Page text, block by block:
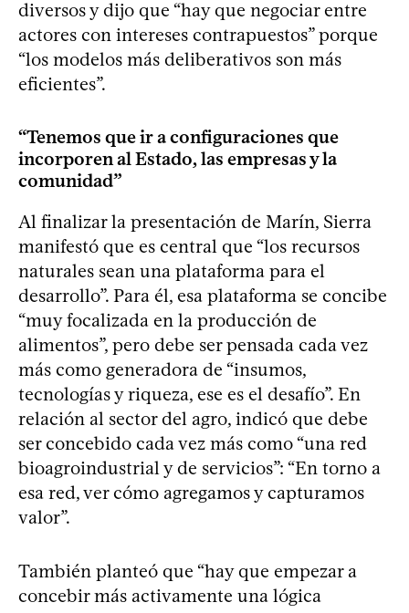
diversos y dijo que “hay que negociar entre
actores con intereses contrapuestos” porque
“los modelos más deliberativos son más
eficientes”.
“Tenemos que ir a configuraciones que
incorporen al Estado, las empresas y la
comunidad”
Al finalizar la presentación de Marín, Sierra
manifestó que es central que “los recursos
naturales sean una plataforma para el
desarrollo”. Para él, esa plataforma se concibe
“muy focalizada en la producción de
alimentos”, pero debe ser pensada cada vez
más como generadora de “insumos,
tecnologías y riqueza, ese es el desafío”. En
relación al sector del agro, indicó que debe
ser concebido cada vez más como “una red
bioagroindustrial y de servicios”: “En torno a
esa red, ver cómo agregamos y capturamos
valor”.
También planteó que “hay que empezar a
concebir más activamente una lógica